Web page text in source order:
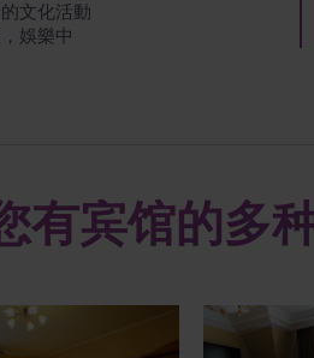
文化活動
娛樂中
有宾馆的多